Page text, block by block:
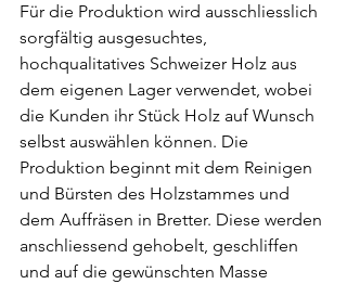
Für die Produktion wird ausschliesslich
sorgfältig ausgesuchtes,
hochqualitatives Schweizer Holz aus
dem eigenen Lager verwendet, wobei
die Kunden ihr Stück Holz auf Wunsch
selbst auswählen können. Die
Produktion beginnt mit dem Reinigen
und Bürsten des Holzstammes und
dem Auffräsen in Bretter. Diese werden
anschliessend gehobelt, geschliffen
und auf die gewünschten Masse